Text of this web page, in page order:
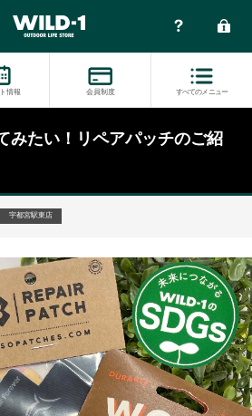
情報 会員制度 すべてのメニュー
みたい！リペアパッチのご紹
宇都宮駅東店